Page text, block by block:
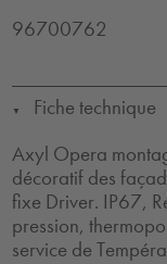
96700762
▼
Fiche technique
Axyl Opera
décoratif des
fixe Driver. IP67,
pression,
service de